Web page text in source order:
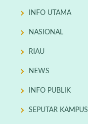
INFO UTAMA
NASIONAL
RIAU
NEWS
INFO PUBLIK
SEPUTAR KAMPUS